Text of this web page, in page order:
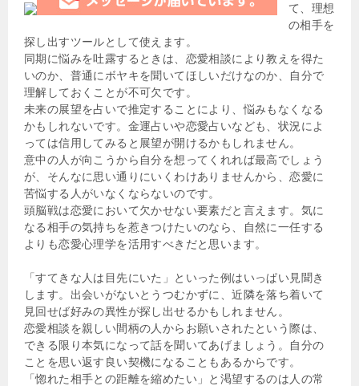
て、理想
の相手を
探し出すツールとして使えます。
同期に悩みを吐露するときは、恋愛相談により教えを得た
いのか、普通にボヤキを聞いてほしいだけなのか、自分で
理解しておくことが不可欠です。
未来の展望を占いで推定することにより、悩みもなくなる
かもしれないです。金運占いや恋愛占いなども、状況によ
っては信用してみると展望が開けるかもしれません。
意中の人が向こうから自分を想ってくれれば最高でしょう
が、そんなに思い通りにいくわけありませんから、恋愛に
苦悩する人がいなくならないのです。
頭脳戦は恋愛において欠かせない要素だと言えます。気に
なる相手の気持ちを惹きつけたいのなら、自然に一任する
よりも恋愛心理学を活用すべきだと思います。
「すてきな人は目先にいた」といった例はいっぱい見聞き
します。出会いがないとうつむかずに、近隣を落ち着いて
見回せば好みの異性が探し出せるかもしれません。
恋愛相談を親しい間柄の人からお願いされたという際は、
できる限り本気になって話を聞いてあげましょう。自分の
ことを思い返す良い契機になることもあるからです。
「惚れた相手との距離を縮めたい」と渇望するのは人の常